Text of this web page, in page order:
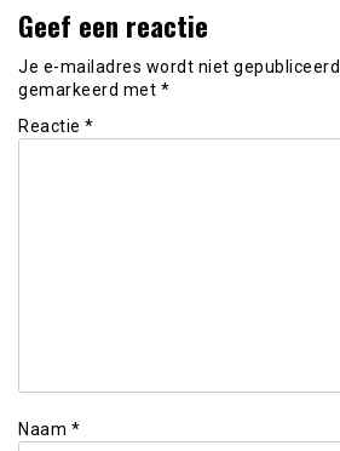
Geef een reactie
Je e-mailadres wordt niet gepubliceerd.
gemarkeerd met *
Reactie *
Naam *